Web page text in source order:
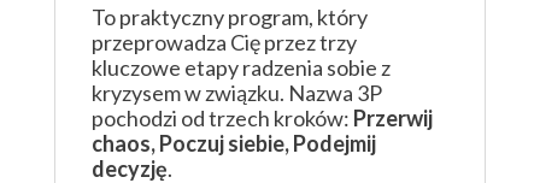
To praktyczny program, który
przeprowadza Cię przez trzy
kluczowe etapy radzenia sobie z
kryzysem w związku. Nazwa 3P
pochodzi od trzech kroków: Przerwij
chaos, Poczuj siebie, Podejmij
decyzję.